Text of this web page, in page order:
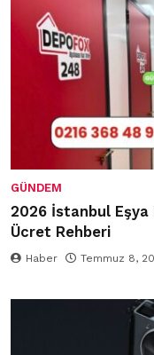
GÜNDEM
2026 İstanbul Eşya
Ücret Rehberi
Haber Temmuz 8,